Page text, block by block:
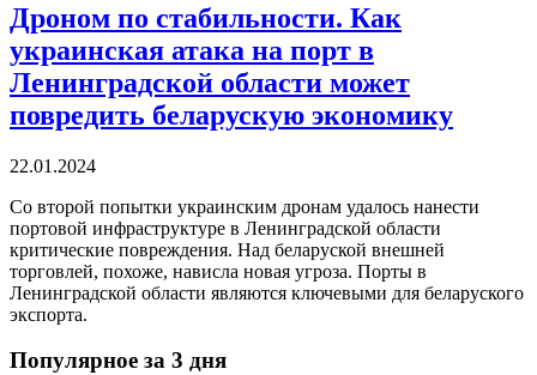
Дроном по стабильности. Как
украинская атака на порт в
Ленинградской области может
повредить беларускую экономику
22.01.2024
Со второй попытки украинским дронам удалось нанести
портовой инфраструктуре в Ленинградской области
критические повреждения. Над беларуской внешней
торговлей, похоже, нависла новая угроза. Порты в
Ленинградской области являются ключевыми для беларуского
экспорта.
Популярное за 3 дня